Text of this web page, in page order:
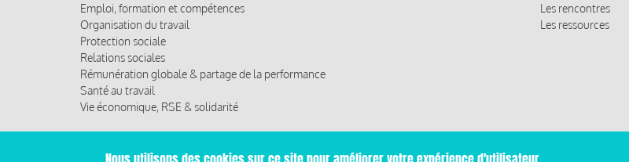
Emploi, formation et compétences
Organisation du travail
Protection sociale
Relations sociales
Rémunération globale & partage de la performance
Santé au travail
Vie économique, RSE & solidarité
Les rencontres
Les ressources